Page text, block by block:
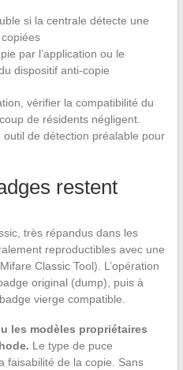
si la centrale détecte une
par l’application ou le
dispositif anti-copie
vérifier la compatibilité du
de résidents négligent.
de détection préalable pour
restent
très répandus dans les
reproductibles avec une
Classic Tool). L’opération
original (dump), puis à
vierge compatible.
les modèles propriétaires
Le type de puce
faisabilité de la copie. Sans